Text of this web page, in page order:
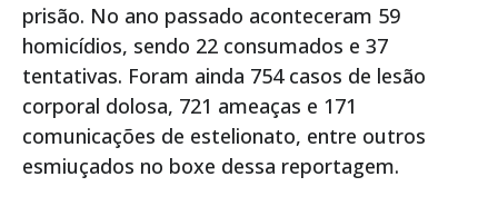
prisão. No ano passado aconteceram 59
homicídios, sendo 22 consumados e 37
tentativas. Foram ainda 754 casos de lesão
corporal dolosa, 721 ameaças e 171
comunicações de estelionato, entre outros
esmiuçados no boxe dessa reportagem.